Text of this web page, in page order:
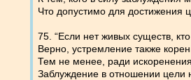
Что допустимо для достижения
75. “Если нет живых существ,
Верно, устремление также
Тем не менее, ради
Заблуждение в отношении цели